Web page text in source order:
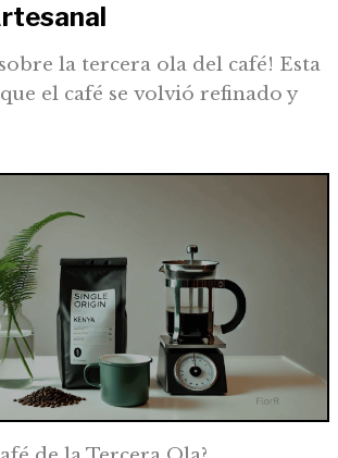
la tercera ola del café! Esta
el café se volvió refinado y